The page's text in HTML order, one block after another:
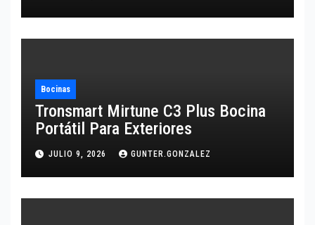
Bocinas
Tronsmart Mirtune C3 Plus Bocina
Portátil Para Exteriores
JULIO 9, 2026 GUNTER.GONZALEZ